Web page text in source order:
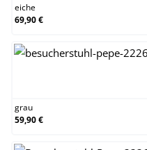
eiche
69,90 €
grau
59,90 €